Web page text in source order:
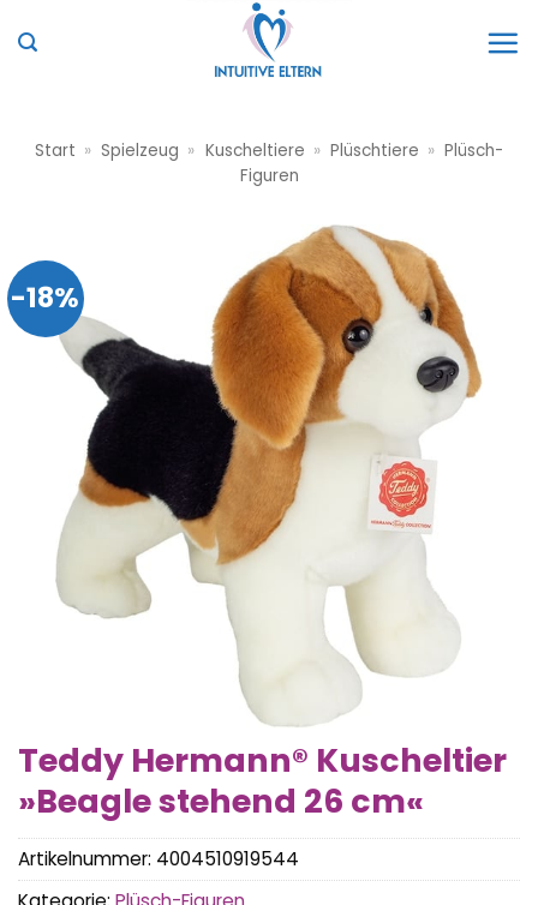
Inhalt
Start » Spielzeug » Kuscheltiere » Plüschtiere » Plüsch-
Figuren
-18%
Teddy Hermann® Kuscheltier
»Beagle stehend 26 cm«
Artikelnummer: 4004510919544